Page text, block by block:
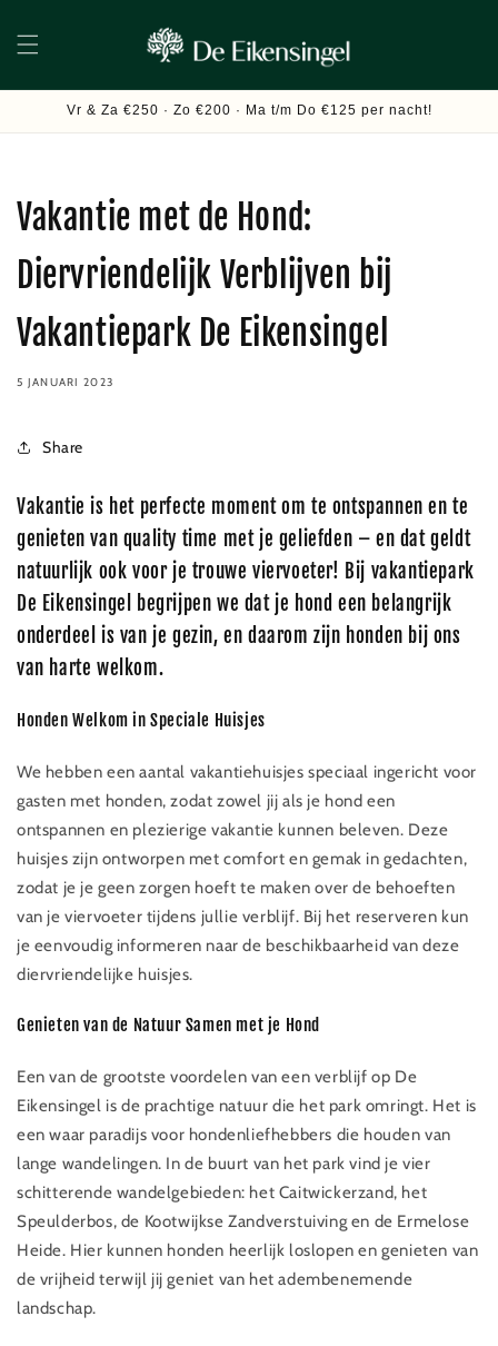
content
Vr & Za €250 · Zo €200 · Ma t/m Do €125 per nacht!
Vakantie met de Hond:
Diervriendelijk Verblijven bij
Vakantiepark De Eikensingel
5 JANUARI 2023
Share
Vakantie is het perfecte moment om te ontspannen en te
genieten van quality time met je geliefden – en dat geldt
natuurlijk ook voor je trouwe viervoeter! Bij vakantiepark
De Eikensingel begrijpen we dat je hond een belangrijk
onderdeel is van je gezin, en daarom zijn honden bij ons
van harte welkom.
Honden Welkom in Speciale Huisjes
We hebben een aantal vakantiehuisjes speciaal ingericht voor
gasten met honden, zodat zowel jij als je hond een
ontspannen en plezierige vakantie kunnen beleven. Deze
huisjes zijn ontworpen met comfort en gemak in gedachten,
zodat je je geen zorgen hoeft te maken over de behoeften
van je viervoeter tijdens jullie verblijf. Bij het reserveren kun
je eenvoudig informeren naar de beschikbaarheid van deze
diervriendelijke huisjes.
Genieten van de Natuur Samen met je Hond
Een van de grootste voordelen van een verblijf op De
Eikensingel is de prachtige natuur die het park omringt. Het is
een waar paradijs voor hondenliefhebbers die houden van
lange wandelingen. In de buurt van het park vind je vier
schitterende wandelgebieden: het Caitwickerzand, het
Speulderbos, de Kootwijkse Zandverstuiving en de Ermelose
Heide. Hier kunnen honden heerlijk loslopen en genieten van
de vrijheid terwijl jij geniet van het adembenemende
landschap.